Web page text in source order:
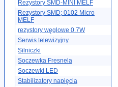
Rezystory SMD-MINI MELF
Rezystory SMD; 0102 Micro
MELF
rezystory węglowe 0.7W
Serwis telewizyjny
Silniczki
Soczewka Fresnela
Soczewki LED
Stabilizatory napięcia